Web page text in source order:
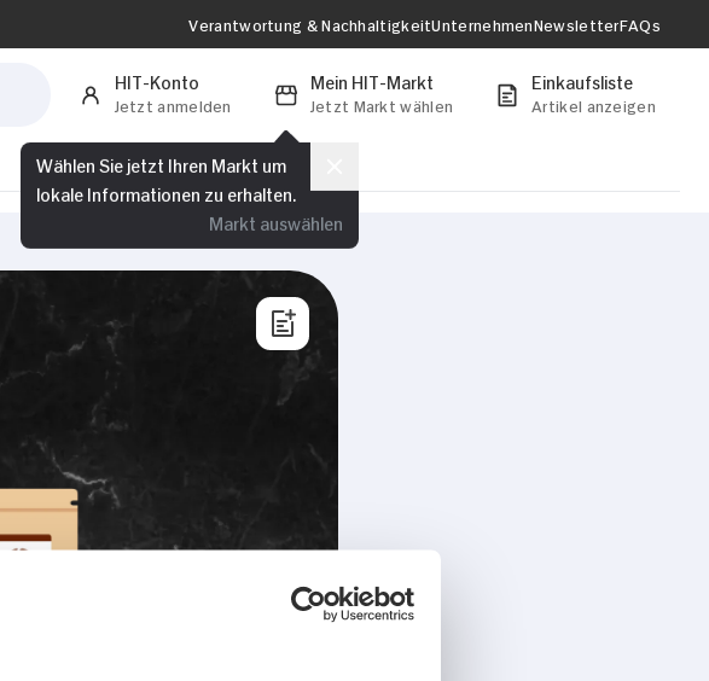
Verantwortung & NachhaltigkeitUnternehmenNewsletterFAQs
HIT-Konto
Jetzt anmelden
Mein HIT-Markt
Jetzt Markt wählen
Wählen Sie jetzt Ihren Markt um
lokale Informationen zu erhalten.
Markt auswählen
Einkaufsliste
Artikel anzeigen